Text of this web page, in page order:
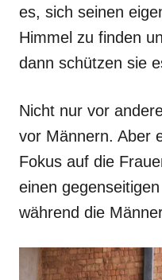
es, sich seinen
Himmel zu finden
dann schützen sie
Nicht nur vor
vor Männern. Aber
Fokus auf die
einen
während die